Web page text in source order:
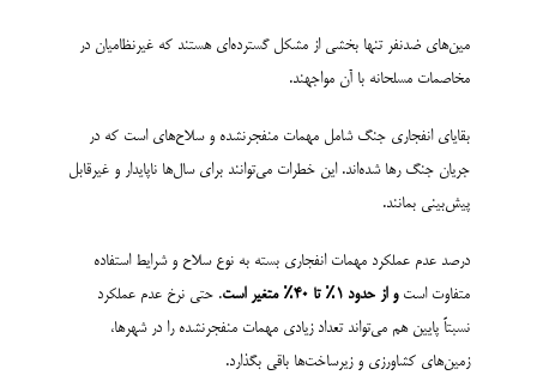
مین‌های ضدنفر تنها بخشی از مشکل گسترده‌ای هستند که غیرنظامیان در
مخاصمات مسلحانه با آن مواجهند.
بقایای انفجاری جنگ شامل مهمات منفجرنشده و سلاح‌های است که در
جریان جنگ رها شده‌اند. این خطرات می‌توانند برای سال‌ها ناپایدار و غیرقابل
پیش‌بینی بمانند.
درصد عدم عملکرد مهمات انفجاری بسته به نوع سلاح و شرایط استفاده
متفاوت استو از حدود ۱٪ تا ۴۰٪ متغیر است. حتی نرخ عدم عملکرد
نسبتاً پایین هم می‌تواند تعداد زیادی مهمات منفجرنشده را در شهرها،
زمین‌های کشاورزی و زیرساخت‌ها باقی بگذارد.